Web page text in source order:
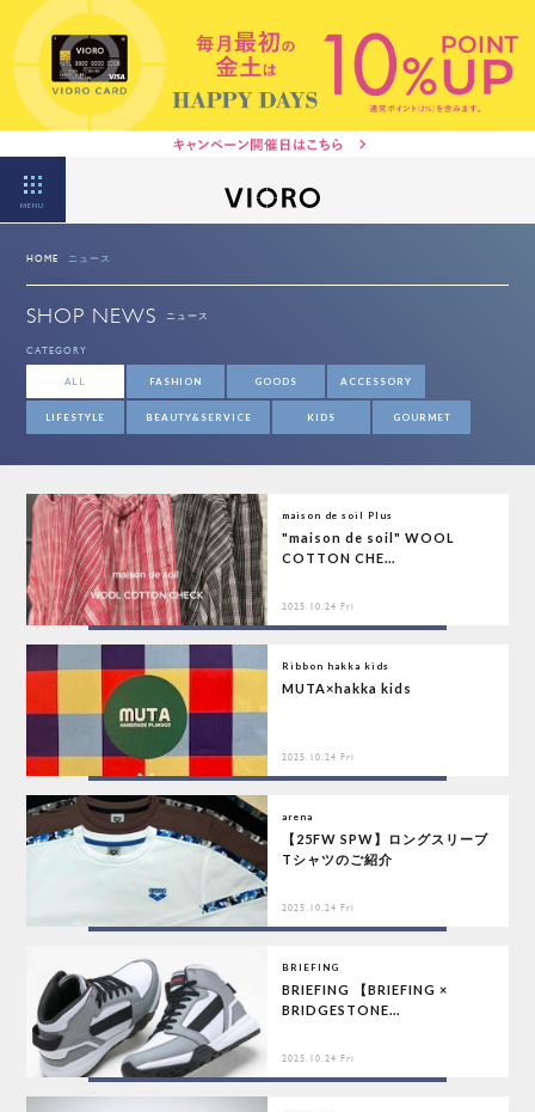
MENU
HOME ニュース
SHOP NEWS ニュース
CATEGORY
ALL FASHION GOODS ACCESSORY
LIFESTYLE BEAUTY&SERVICE KIDS GOURMET
maison de soil Plus
"maison de soil" WOOL
COTTON CHE...
2025.10.24 Fri
Ribbon hakka kids
MUTA×hakka kids
2025.10.24 Fri
arena
【25FW SPW】ロングスリーブ
Tシャツのご紹介
2025.10.24 Fri
BRIEFING
BRIEFING 【BRIEFING ×
BRIDGESTONE...
2025.10.24 Fri